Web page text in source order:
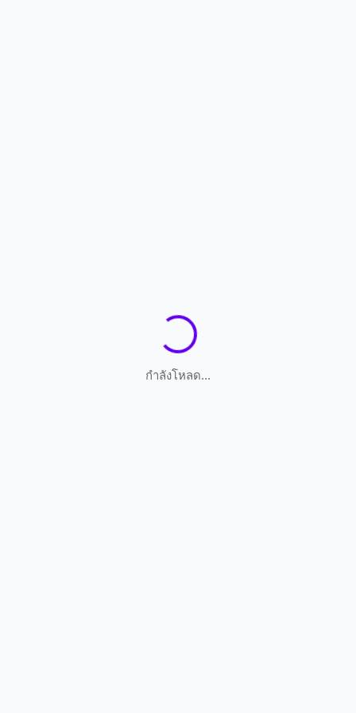
กำลังโหลด...